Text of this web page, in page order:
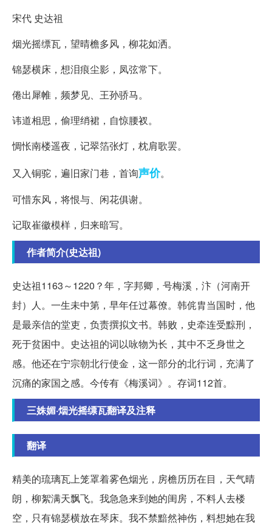
宋代 史达祖
烟光摇缥瓦，望晴檐多风，柳花如洒。
锦瑟横床，想泪痕尘影，凤弦常下。
倦出犀帷，频梦见、王孙骄马。
讳道相思，偷理绡裙，自惊腰衩。
惆怅南楼遥夜，记翠箔张灯，枕肩歌罢。
又入铜驼，遍旧家门巷，首询声价。
可惜东风，将恨与、闲花俱谢。
记取崔徽模样，归来暗写。
作者简介(史达祖)
史达祖1163～1220？年，字邦卿，号梅溪，汴（河南开
封）人。一生未中第，早年任过幕僚。韩侂胄当国时，他
是最亲信的堂吏，负责撰拟文书。韩败，史牵连受黥刑，
死于贫困中。史达祖的词以咏物为长，其中不乏身世之
感。他还在宁宗朝北行使金，这一部分的北行词，充满了
沉痛的家国之感。今传有《梅溪词》。存词112首。
三姝媚·烟光摇缥瓦翻译及注释
翻译
精美的琉璃瓦上笼罩着雾色烟光，房檐历历在目，天气晴
朗，柳絮满天飘飞。我急急来到她的闺房，不料人去楼
空，只有锦瑟横放在琴床。我不禁黯然神伤，料想她在我